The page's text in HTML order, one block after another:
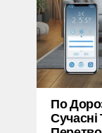
По
Сучасні